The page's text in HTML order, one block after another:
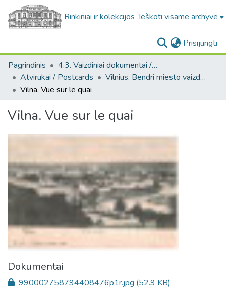
Rinkiniai ir kolekcijos Ieškoti visame archyve
Prisijungti
Pagrindinis
4.3. Vaizdiniai dokumentai / Visual documents
Atvirukai / Postcards
Vilnius. Bendri miesto vaizdai : miesto ir jo apylinkių fotografinių atvirukų rinkinys
Vilna. Vue sur le quai
Vilna. Vue sur le quai
Dokumentai
990002758794408476p1r.jpg (52.9 KB)